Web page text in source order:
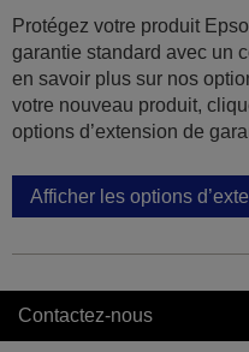
Protégez votre produit
garantie standard avec un
en savoir plus sur nos
votre nouveau produit,
options d’extension de
Afficher les options
Contactez-nous